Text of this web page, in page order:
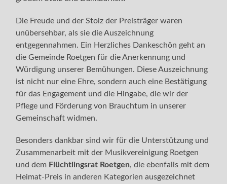
Die Freude und der Stolz der Preisträger waren
unübersehbar, als sie die Auszeichnung
entgegennahmen. Ein Herzliches Dankeschön geht an
die Gemeinde Roetgen für die Anerkennung und
Würdigung unserer Bemühungen. Diese Auszeichnung
ist nicht nur eine Ehre, sondern auch eine Bestätigung
für das Engagement und die Hingabe, die wir der
Pflege und Förderung von Brauchtum in unserer
Gemeinschaft widmen.
Besonders dankbar sind wir für die Unterstützung und
Zusammenarbeit mit der Musikvereinigung Roetgen
und dem Flüchtlingsrat Roetgen, die ebenfalls mit dem
Heimat-Preis in anderen Kategorien ausgezeichnet